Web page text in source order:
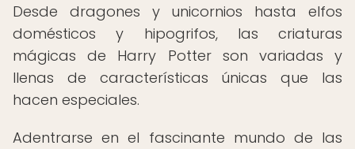
Desde dragones y unicornios hasta elfos
domésticos y hipogrifos, las criaturas
mágicas de Harry Potter son variadas y
llenas de características únicas que las
hacen especiales.
Adentrarse en el fascinante mundo de las